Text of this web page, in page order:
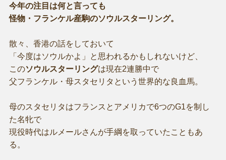
今年の注目は何と言っても
怪物・フランケル産駒のソウルスターリング。
散々、香港の話をしておいて
「今度はソウルかよ」と思われるかもしれないけど、
このソウルスターリングは現在2連勝中で
父フランケル・母スタセリタという世界的な良血馬。
母のスタセリタはフランスとアメリカで6つのG1を制し
た名牝で
現役時代はルメールさんが手綱を取っていたこともあ
る。